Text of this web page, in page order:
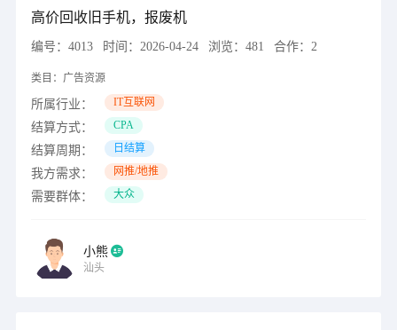
高价回收旧手机，报废机
编号： 4013 时间： 2026-04-24 浏览： 481 合作： 2
类目： 广告资源
所属行业： IT互联网
结算方式： CPA
结算周期： 日结算
我方需求： 网推/地推
需要群体： 大众
小熊
汕头